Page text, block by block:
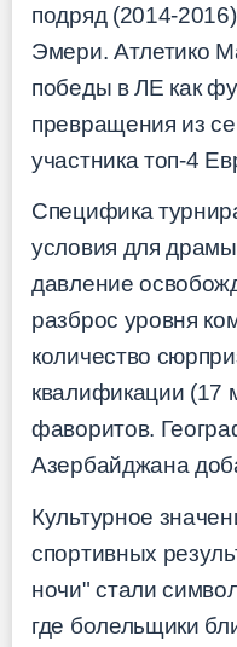
подряд (2014-
Эмери. Атлетико
победы в ЛЕ как
превращения из
участника топ-4
Специфика
условия для
давление
разброс уровня
количество
квалификации (17
фаворитов.
Азербайджана
Культурное
спортивных
ночи" стали
где болельщики